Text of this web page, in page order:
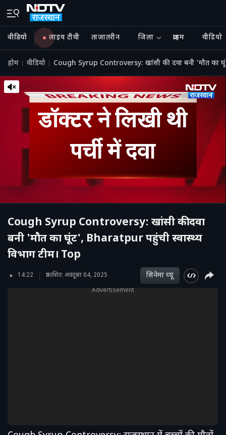
वीडियो लाइव टीवी ताजातरीन जिला क्राइम वीडियो
होम वीडियो Cough Syrup Controversy: खांसी की दवा बनी 'मौत का
Cough Syrup Controversy: खांसी की दवा
बनी 'मौत का घूंट', Bharatpur पहुंची स्वास्थ्य
विभाग टीम। Top
14:22 प्रकाशित: अक्टूबर 04, 2025 सिनेमा व्‍यू
Advertisement